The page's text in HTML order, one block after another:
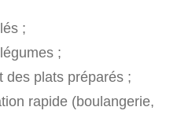
;
;
des plats préparés ;
rapide (boulangerie,